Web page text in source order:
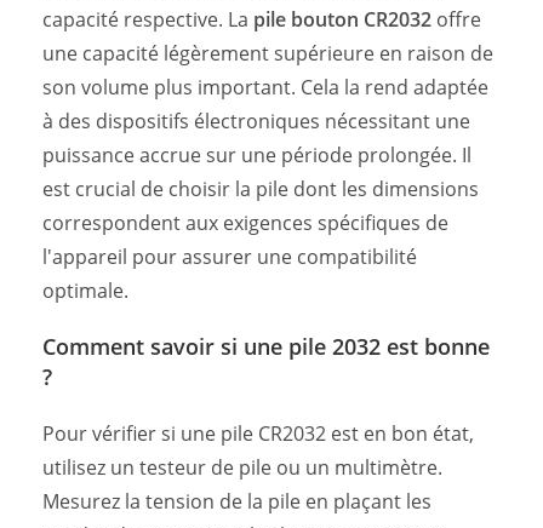
capacité respective. La pile bouton CR2032 offre
une capacité légèrement supérieure en raison de
son volume plus important. Cela la rend adaptée
à des dispositifs électroniques nécessitant une
puissance accrue sur une période prolongée. Il
est crucial de choisir la pile dont les dimensions
correspondent aux exigences spécifiques de
l'appareil pour assurer une compatibilité
optimale.
Comment savoir si une pile 2032 est bonne
?
Pour vérifier si une pile CR2032 est en bon état,
utilisez un testeur de pile ou un multimètre.
Mesurez la tension de la pile en plaçant les